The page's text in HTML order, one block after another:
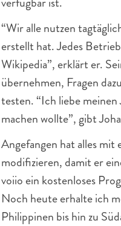
“Wir alle nutzen
erstellt hat. Jedes
Wikipedia”, erklärt er.
übernehmen, Fragen
testen. “Ich liebe meinen
machen wollte”, gibt
Angefangen hat alles
modifizieren, damit er
voiio ein kostenloses
Noch heute erhalte ich
Philippinen bis hin zu